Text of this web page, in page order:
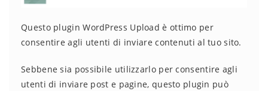
Questo plugin WordPress Upload è ottimo per
consentire agli utenti di inviare contenuti al tuo sito.
Sebbene sia possibile utilizzarlo per consentire agli
utenti di inviare post e pagine, questo plugin può